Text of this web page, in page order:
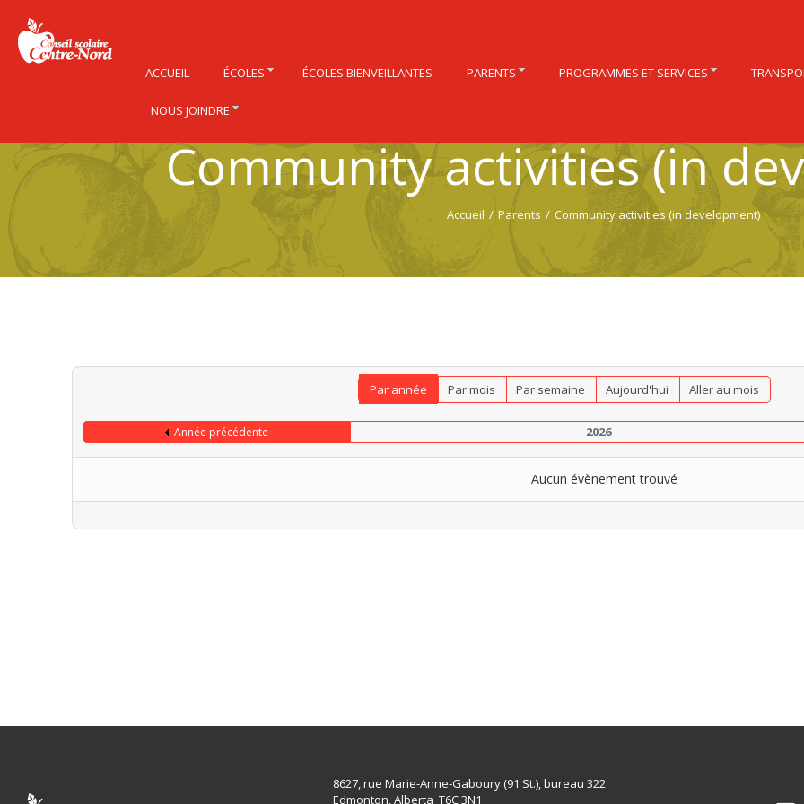
Community activities (in
Accueil / Parents / Community activities (in development)
Par année Par mois Par semaine Aujourd'hui Aller au mois
Année précédente 2026
Aucun évènement trouvé
Limite de la pagination
ACCUEIL ÉCOLES ÉCOLES BIENVEILLANTES PARENTS PROGRAMMES ET SERVICES
NOUS JOINDRE
8627, rue Marie-Anne-Gaboury (91 St.), bureau 322
Edmonton, Alberta T6C 3N1